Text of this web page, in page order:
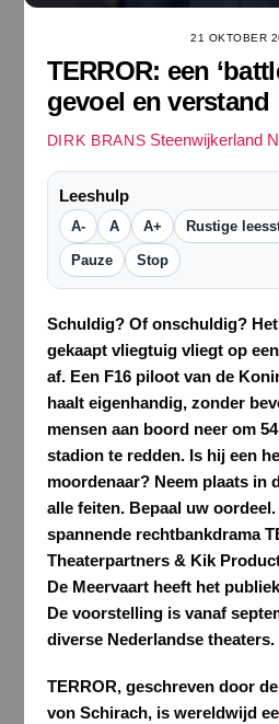
21 OKTOBER
TERROR: een
gevoel en verstand
DIRK BRANS Steenwijkerland
Leeshulp
A- A A+ Rustige
Pauze Stop
Schuldig? Of onschuldig?
gekaapt vliegtuig vliegt op
af. Een F16 piloot van de
haalt eigenhandig, zonder
mensen aan boord neer om
stadion te redden. Is hij een
moordenaar? Neem plaats in
alle feiten. Bepaal uw
spannende rechtbankdrama
Theaterpartners & Kik
De Meervaart heeft het
De voorstelling is vanaf
diverse Nederlandse theaters.
TERROR, geschreven door
von Schirach, is wereldwijd